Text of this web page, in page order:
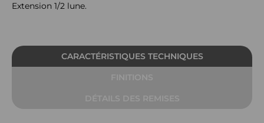
Extension 1/2 lune.
CARACTÉRISTIQUES TECHNIQUES